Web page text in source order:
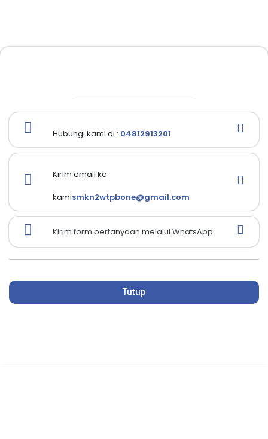
Hubungi kami di : 04812913201
Kirim email ke
kamismkn2wtpbone@gmail.com
Kirim form pertanyaan melalui WhatsApp
Tutup